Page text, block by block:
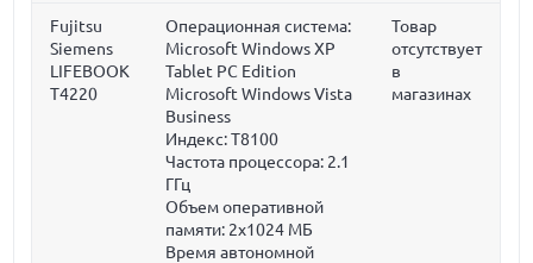
Fujitsu
Siemens
LIFEBOOK
T4220
Операционная система:
Microsoft Windows XP
Tablet PC Edition
Microsoft Windows Vista
Business
Индекс: T8100
Частота процессора: 2.1
ГГц
Объем оперативной
памяти: 2x1024 МБ
Время автономной
Товар
отсутствует
в
магазинах